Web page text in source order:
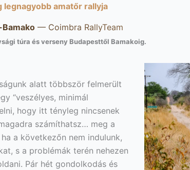
legnagyobb amatőr rallyja
— Coimbra RallyTeam
túra és verseny Budapesttől Bamakoig.
alatt többször felmerült
“veszélyes, minimál
hogy itt tényleg nincsenek
számíthatsz… meg a
a következőn nem indulunk,
s a problémák terén nehezen
Pár hét gondolkodás és